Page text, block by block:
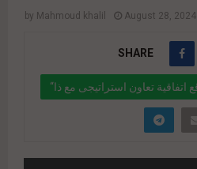
by Mahmoud khalil August 28, 2024
SHARE
“جسور للتطوير” توقع اتفاقية تعاون استراتيجى مع ذا
ريالتورز “The Realtors “